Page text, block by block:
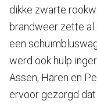
dikke zwarte
brandweer zette al
een
werd ook hulp
Assen, Haren en
ervoor gezorgd